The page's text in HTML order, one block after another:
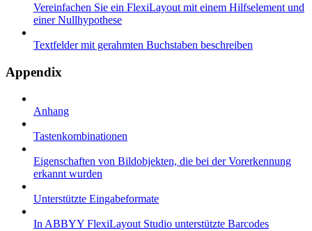
Vereinfachen Sie ein FlexiLayout mit einem Hilfselement und
einer Nullhypothese
Textfelder mit gerahmten Buchstaben beschreiben
Appendix
Anhang
Tastenkombinationen
Eigenschaften von Bildobjekten, die bei der Vorerkennung
erkannt wurden
Unterstützte Eingabeformate
In ABBYY FlexiLayout Studio unterstützte Barcodes